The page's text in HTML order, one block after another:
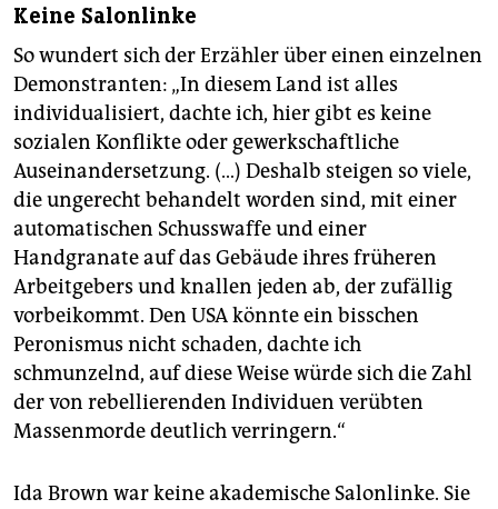
Keine Salonlinke
So wundert sich der Erzähler über einen einzelnen
Demonstranten: „In diesem Land ist alles
individualisiert, dachte ich, hier gibt es keine
sozialen Konflikte oder gewerkschaftliche
Auseinandersetzung. (…) Deshalb steigen so viele,
die ungerecht behandelt worden sind, mit einer
automatischen Schusswaffe und einer
Handgranate auf das Gebäude ihres früheren
Arbeitgebers und knallen jeden ab, der zufällig
vorbeikommt. Den USA könnte ein bisschen
Peronismus nicht schaden, dachte ich
schmunzelnd, auf diese Weise würde sich die Zahl
der von rebellierenden Individuen verübten
Massenmorde deutlich verringern.“
Ida Brown war keine akademische Salonlinke. Sie